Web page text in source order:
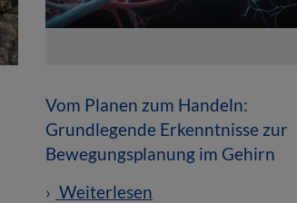
Vom Planen zum Handeln:
Grundlegende Erkenntnisse zur
Bewegungsplanung im Gehirn
Weiterlesen